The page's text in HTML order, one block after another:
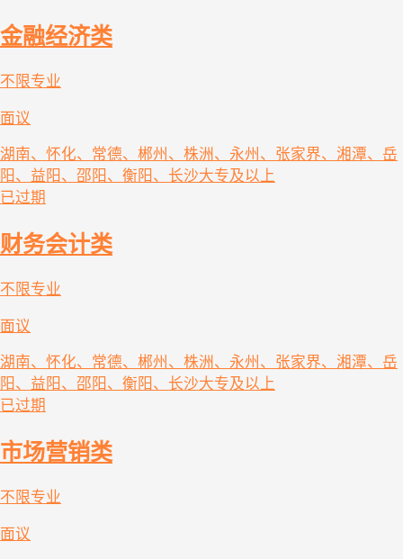
金融经济类
不限专业
面议
湖南、怀化、常德、郴州、株洲、永州、张家界、湘潭、岳
阳、益阳、邵阳、衡阳、长沙大专及以上
已过期
财务会计类
不限专业
面议
湖南、怀化、常德、郴州、株洲、永州、张家界、湘潭、岳
阳、益阳、邵阳、衡阳、长沙大专及以上
已过期
市场营销类
不限专业
面议